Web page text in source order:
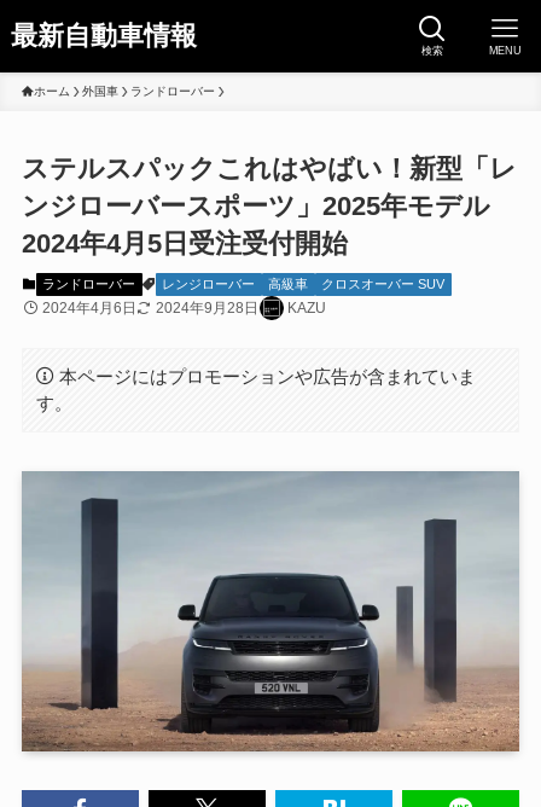
最新自動車情報 検索 MENU
ホーム 外国車 ランドローバー
ステルスパックこれはやばい！新型「レ
ンジローバースポーツ」2025年モデル
2024年4月5日受注受付開始
ランドローバー レンジローバー 高級車 クロスオーバー SUV
2024年4月6日 2024年9月28日 KAZU
本ページにはプロモーションや広告が含まれていま
す。